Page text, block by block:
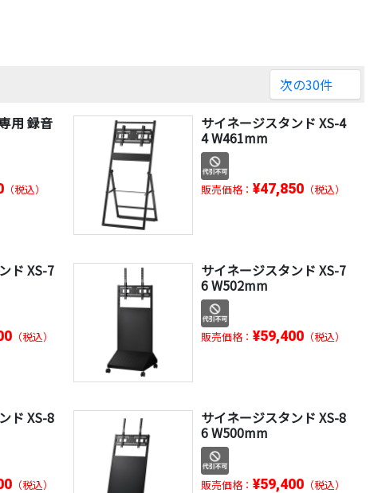
次の30件
用 録音
（税込）
サイネージスタンド XS-4
4 W461mm
販売価格： ¥47,850（税込）
ド XS-7
（税込）
サイネージスタンド XS-7
6 W502mm
販売価格： ¥59,400（税込）
ド XS-8
（税込）
サイネージスタンド XS-8
6 W500mm
販売価格： ¥59,400（税込）